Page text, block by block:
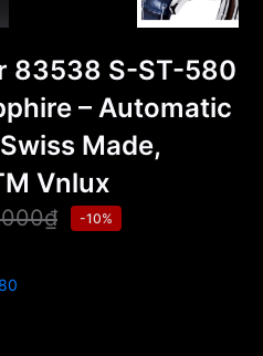
83538 S-ST-580
– Automatic
Made,
Vnlux
-10%